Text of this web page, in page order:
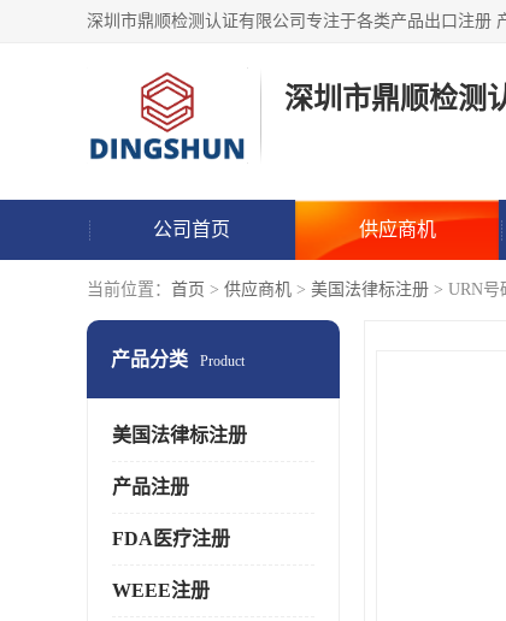
深圳市鼎顺检测
公司首页 供应商机
当前位置： 首页 > 供应商机 > 美国法律标注册 > URN号
产品分类 Product
美国法律标注册
产品注册
FDA医疗注册
WEEE注册